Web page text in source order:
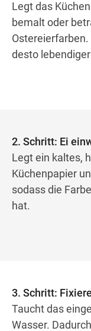
Legt das
bemalt oder
desto
2. Schritt: Ei
Legt ein kaltes,
Küchenpapier
sodass die
hat.
3. Schritt:
Taucht das
Wasser.